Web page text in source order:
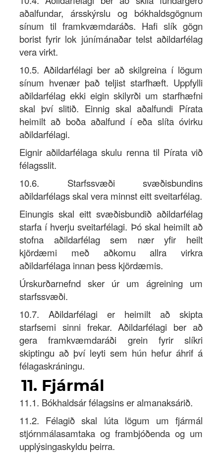
aðalfundar, ársskýrslu og bókhaldsgögnum
sínum til framkvæmdaráðs. Hafi slík gögn
borist fyrir lok júnímánaðar telst aðildarfélag
vera virkt.
10.5. Aðildarfélagi ber að skilgreina í lögum
sínum hvenær það teljist starfhæft. Uppfylli
aðildarfélag ekki eigin skilyrði um starfhæfni
skal því slitið. Einnig skal aðalfundi Pírata
heimilt að boða aðalfund í eða slíta óvirku
aðildarfélagi.
Eignir aðildarfélaga skulu renna til Pírata við
félagsslit.
10.6. Starfssvæði svæðisbundins
aðildarfélags skal vera minnst eitt sveitarfélag.
Einungis skal eitt svæðisbundið aðildarfélag
starfa í hverju sveitarfélagi. Þó skal heimilt að
stofna aðildarfélag sem nær yfir heilt
kjördæmi með aðkomu allra virkra
aðildarfélaga innan þess kjördæmis.
Úrskurðarnefnd sker úr um ágreining um
starfssvæði.
10.7. Aðildarfélagi er heimilt að skipta
starfsemi sinni frekar. Aðildarfélagi ber að
gera framkvæmdaráði grein fyrir slíkri
skiptingu að því leyti sem hún hefur áhrif á
félagaskráningu.
11. Fjármál
11.1. Bókhaldsár félagsins er almanaksárið.
11.2. Félagið skal lúta lögum um fjármál
stjórnmálasamtaka og frambjóðenda og um
upplýsingaskyldu þeirra.